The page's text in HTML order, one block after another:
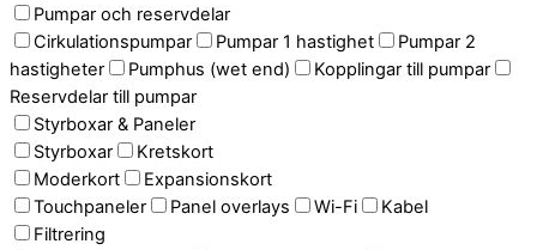
Pumpar och reservdelar
Cirkulationspumpar
Pumpar 1 hastighet
Pumpar 2
hastigheter
Pumphus (wet end)
Kopplingar till pumpar
Reservdelar till pumpar
Styrboxar & Paneler
Styrboxar
Kretskort
Moderkort
Expansionskort
Touchpaneler
Panel overlays Wi-Fi
Kabel
Filtrering